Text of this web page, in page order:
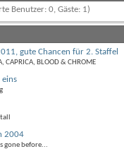
Benutzer: 0, Gäste: 1)
gute Chancen für 2. Staffel
CAPRICA, BLOOD & CHROME
eins
2004
gone before...